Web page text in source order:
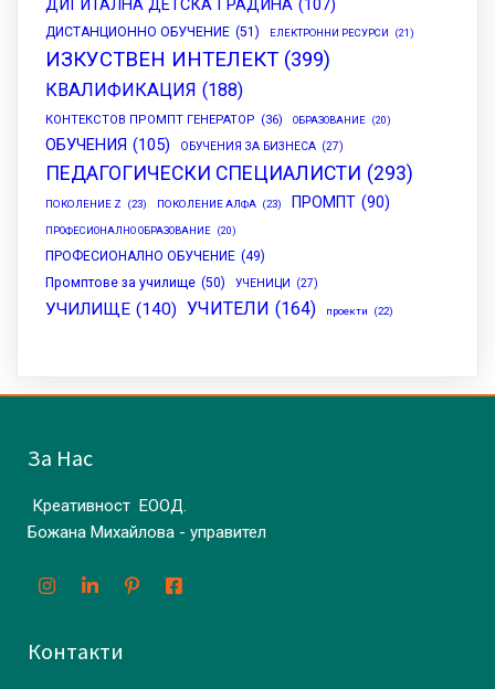
ДИГИТАЛНА ДЕТСКА ГРАДИНА (107)
ДИСТАНЦИОННО ОБУЧЕНИЕ (51) ЕЛЕКТРОННИ РЕСУРСИ (21)
ИЗКУСТВЕН ИНТЕЛЕКТ (399)
КВАЛИФИКАЦИЯ (188)
КОНТЕКСТОВ ПРОМПТ ГЕНЕРАТОР (36) ОБРАЗОВАНИЕ (20)
ОБУЧЕНИЯ (105) ОБУЧЕНИЯ ЗА БИЗНЕСА (27)
ПЕДАГОГИЧЕСКИ СПЕЦИАЛИСТИ (293)
ПОКОЛЕНИЕ Z (23) ПОКОЛЕНИЕ АЛФА (23) ПРОМПТ (90)
ПРОФЕСИОНАЛНО ОБРАЗОВАНИЕ (20)
ПРОФЕСИОНАЛНО ОБУЧЕНИЕ (49)
Промптове за училище (50) УЧЕНИЦИ (27)
УЧИЛИЩЕ (140) УЧИТЕЛИ (164) проекти (22)
За Нас
Креативност ЕООД.
Божана Михайлова - управител
Контакти